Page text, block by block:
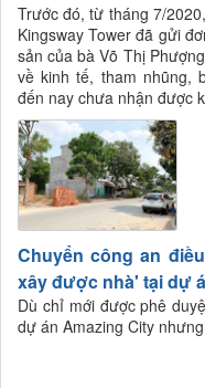
Trước đó, từ tháng 7/
Kingsway Tower đã gửi
sản của bà Võ Thị
về kinh tế, tham nhũng,
đến nay chưa nhận được
Chuyển công an
xây được nhà' tại dự
Dù chỉ mới được phê
dự án Amazing City